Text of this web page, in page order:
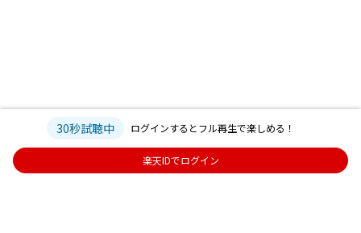
30秒試聴中 ログインするとフル再生で楽しめる！
楽天IDでログイン